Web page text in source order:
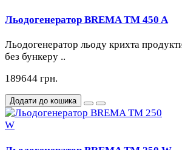
Льодогенератор BREMA TM 450 A
Льодогенератор льоду крихта
без бункеру ..
189644 грн.
Додати до кошика